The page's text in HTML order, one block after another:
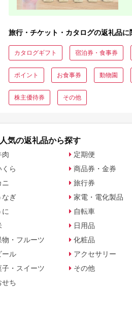
旅行・チケット・カタログの返礼品に
カタログギフト 宿泊券・食事券
ポイント お食事券 動物園
株主優待券 その他
人気の返礼品から探す
肉
くら
ニ
なぎ
に
物・フルーツ
ール
子・スイーツ
せち
定期便
商品券・金券
旅行券
家電・電化製品
自転車
日用品
化粧品
アクセサリー
その他